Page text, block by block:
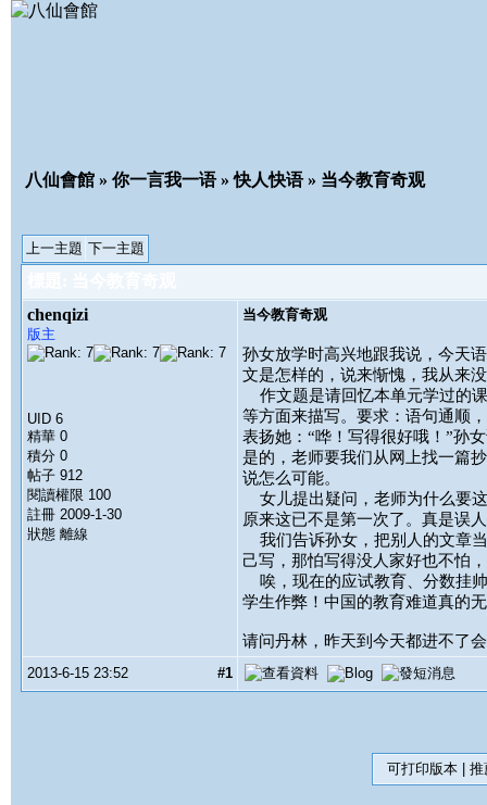
八仙會館 »你一言我一语»快人快语» 当今教育奇观
上一主題 下一主題
chenqizi
版主
UID 6
精華 0
積分 0
帖子 912
閱讀權限 100
註冊 2009-1-30
狀態 離線
当今教育奇观
孙女放学时高兴地跟我说，今天
文是怎样的，说来惭愧，我从来
作文题是请回忆本单元学过的
等方面来描写。要求：语句通顺
表扬她：“哗！写得很好哦！”孙
是的，老师要我们从网上找一篇
说怎么可能。
女儿提出疑问，老师为什么要
原来这已不是第一次了。真是误
我们告诉孙女，把别人的文章
己写，那怕写得没人家好也不怕
唉，现在的应试教育、分数挂
学生作弊！中国的教育难道真的
请问丹林，昨天到今天都进不了
2013-6-15 23:52 #1
可打印版本 |推